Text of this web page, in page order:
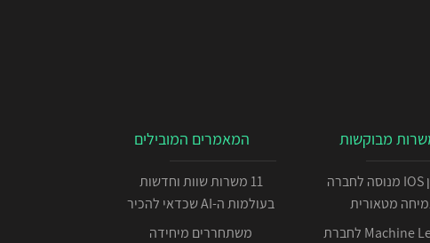
מבוקשות
תוכניתן IOS מנוסה לחברה
מטאורית
Machine Learning לחברת
המאמרים המובילים
11 משרות שוות וחדשות
בעולמות ה-AI שכדאי להכיר
משתחררים מיחידה